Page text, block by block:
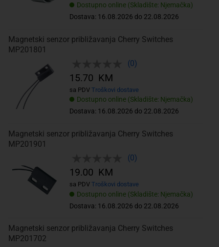
Dostupno online (Skladište: Njemačka)
Dostava: 16.08.2026 do 22.08.2026
Magnetski senzor približavanja Cherry Switches
MP201801
(0)
Dostupno online (Skladište: Njemačka)
Dostava: 16.08.2026 do 22.08.2026
15.70 KM
sa PDV Troškovi dostave
Magnetski senzor približavanja Cherry Switches
MP201901
(0)
Dostupno online (Skladište: Njemačka)
Dostava: 16.08.2026 do 22.08.2026
19.00 KM
sa PDV Troškovi dostave
Magnetski senzor približavanja Cherry Switches
MP201702